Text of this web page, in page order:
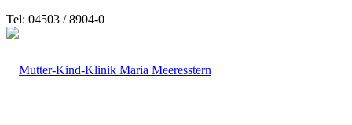
Tel: 04503 / 8904-0